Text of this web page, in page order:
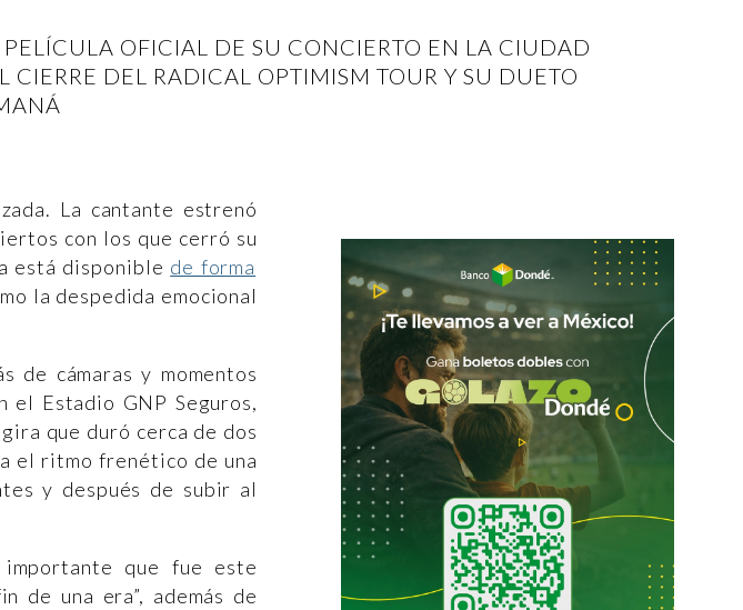
OFICIAL DE SU CONCIERTO EN LA CIUDAD
DEL RADICAL OPTIMISM TOUR Y SU DUETO
La cantante estrenó
con los que cerró su
está disponible de forma
la despedida emocional
de cámaras y momentos
Estadio GNP Seguros,
que duró cerca de dos
el ritmo frenético de una
y después de subir al
que fue este
de una era”, además de